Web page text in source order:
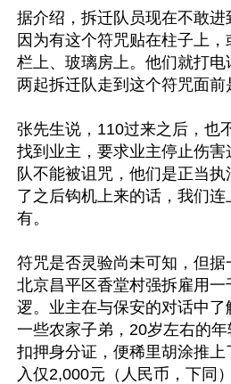
据介绍，拆迁队员现在不敢进
因为有这个符咒贴在柱子上
栏上、玻璃房上。他们就打电
两起拆迁队走到这个符咒面前
张先生说，110过来之后，也
找到业主，要求业主停止伤
队不能被诅咒，他们是正当
了之后钩机上来的话，我们
有。
符咒是否灵验尚未可知，但据
北京昌平区香堂村强拆雇用一
逻。业主在与保安的对话中
一些农家子弟，20岁左右的
扣押身分证，便稀里胡涂推
入仅2,000元（人民币，下同